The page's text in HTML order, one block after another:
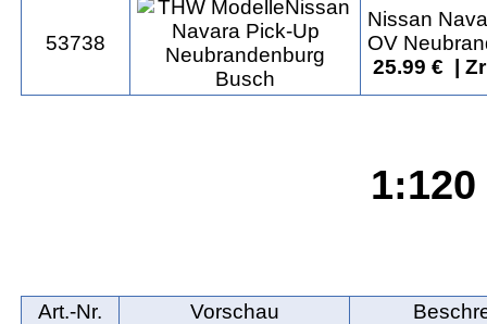
53738
Nissan
OV
25.99 € |
Art.‑Nr. Vorschau